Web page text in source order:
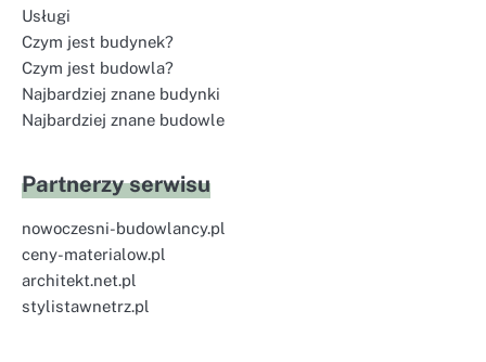
Usługi
Czym jest budynek?
Czym jest budowla?
Najbardziej znane budynki
Najbardziej znane budowle
Partnerzy serwisu
nowoczesni-budowlancy.pl
ceny-materialow.pl
architekt.net.pl
stylistawnetrz.pl